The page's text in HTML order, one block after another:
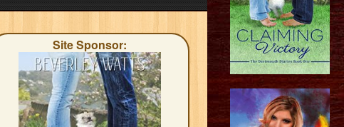
Site Sponsor: